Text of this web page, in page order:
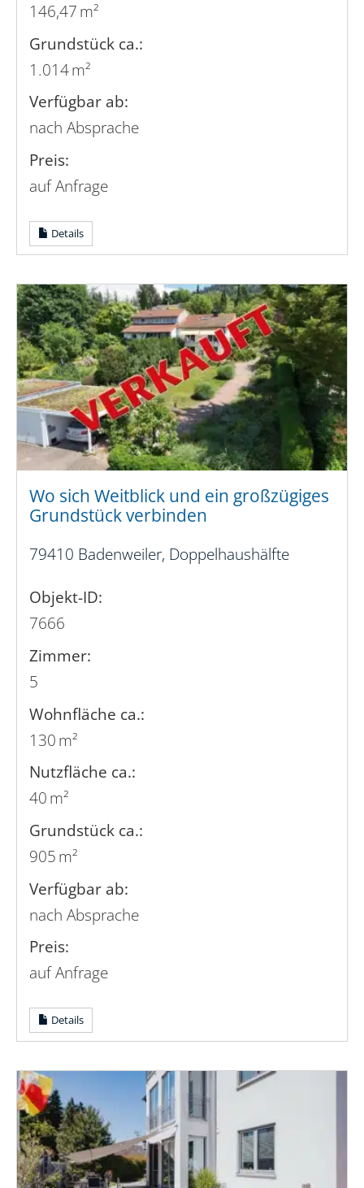
146,47 m²
Grund­stück ca.:
1.014 m²
Verfügbar ab:
nach Absprache
Preis:
auf Anfrage
Details
Wo sich Weitblick und ein großzügiges
Grundstück verbinden
79410 Badenweiler, Doppelhaushälfte
Objekt-ID:
7666
Zimmer:
5
Wohnfläche ca.:
130 m²
Nutzfläche ca.:
40 m²
Grund­stück ca.:
905 m²
Verfügbar ab:
nach Absprache
Preis:
auf Anfrage
Details